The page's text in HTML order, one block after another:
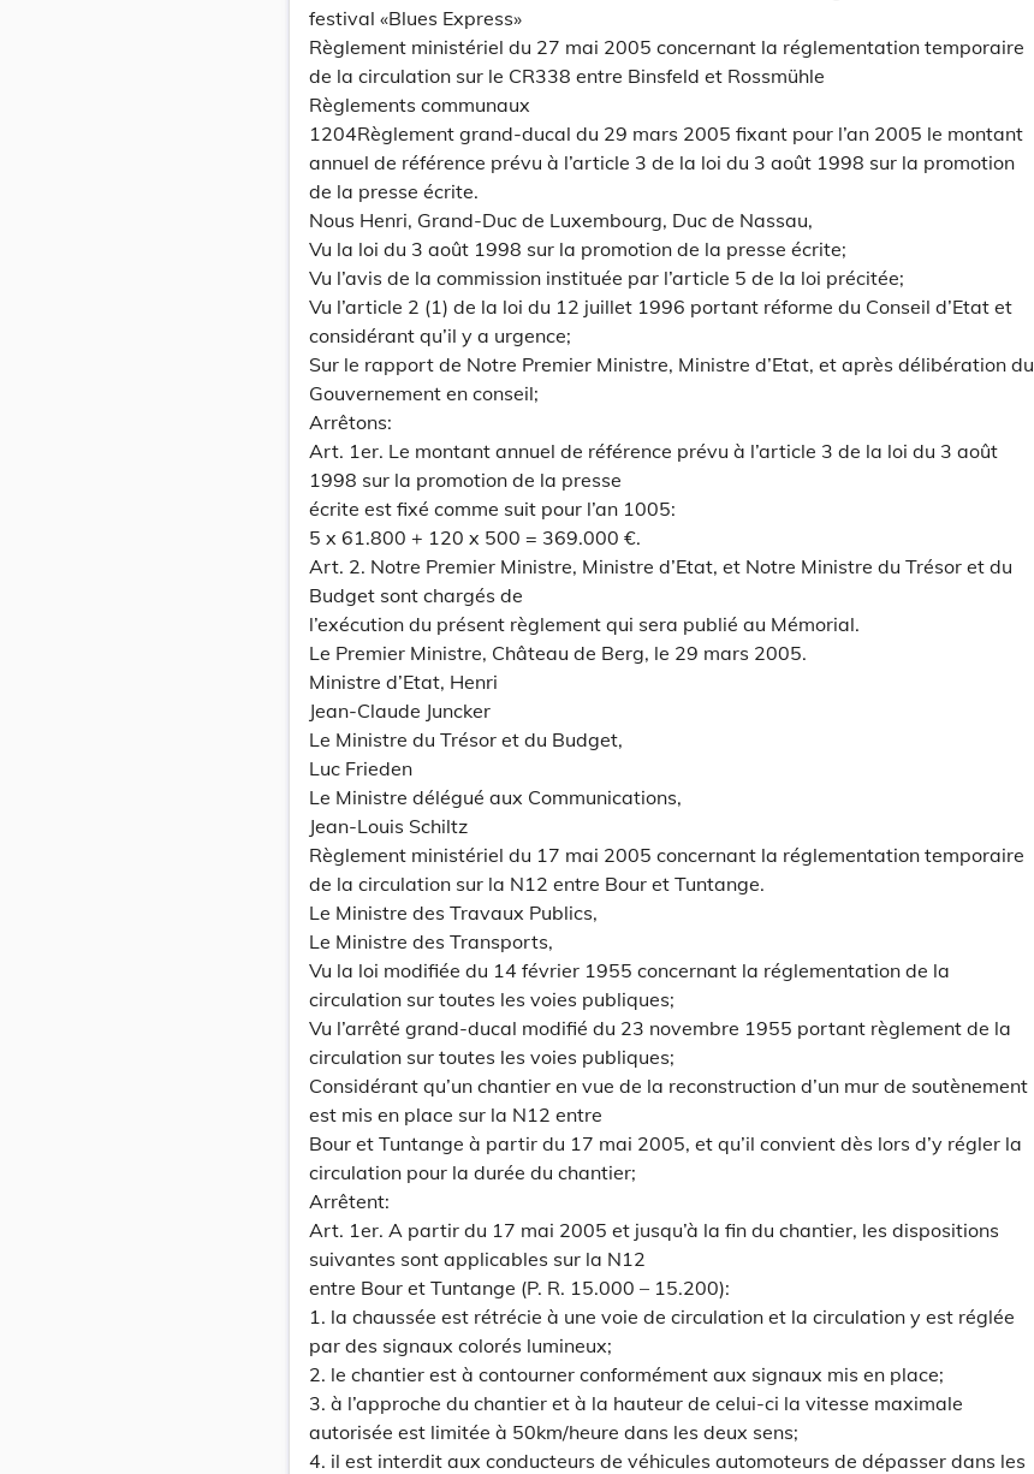
festival «Blues Express»
Règlement ministériel du 27 mai 2005 concernant la réglementation temporaire
de la circulation sur le CR338 entre Binsfeld et Rossmühle
Règlements communaux
1204Règlement grand-ducal du 29 mars 2005 fixant pour l’an 2005 le montant
annuel de référence prévu à l’article 3 de la loi du 3 août 1998 sur la promotion
de la presse écrite.
Nous Henri, Grand-Duc de Luxembourg, Duc de Nassau,
Vu la loi du 3 août 1998 sur la promotion de la presse écrite;
Vu l’avis de la commission instituée par l’article 5 de la loi précitée;
Vu l’article 2 (1) de la loi du 12 juillet 1996 portant réforme du Conseil d’Etat et
considérant qu’il y a urgence;
Sur le rapport de Notre Premier Ministre, Ministre d’Etat, et après délibération du
Gouvernement en conseil;
Arrêtons:
Art. 1er. Le montant annuel de référence prévu à l’article 3 de la loi du 3 août
1998 sur la promotion de la presse
écrite est fixé comme suit pour l’an 1005:
5 x 61.800 + 120 x 500 = 369.000 €.
Art. 2. Notre Premier Ministre, Ministre d’Etat, et Notre Ministre du Trésor et du
Budget sont chargés de
l’exécution du présent règlement qui sera publié au Mémorial.
Le Premier Ministre, Château de Berg, le 29 mars 2005.
Ministre d’Etat, Henri
Jean-Claude Juncker
Le Ministre du Trésor et du Budget,
Luc Frieden
Le Ministre délégué aux Communications,
Jean-Louis Schiltz
Règlement ministériel du 17 mai 2005 concernant la réglementation temporaire
de la circulation sur la N12 entre Bour et Tuntange.
Le Ministre des Travaux Publics,
Le Ministre des Transports,
Vu la loi modifiée du 14 février 1955 concernant la réglementation de la
circulation sur toutes les voies publiques;
Vu l’arrêté grand-ducal modifié du 23 novembre 1955 portant règlement de la
circulation sur toutes les voies publiques;
Considérant qu’un chantier en vue de la reconstruction d’un mur de soutènement
est mis en place sur la N12 entre
Bour et Tuntange à partir du 17 mai 2005, et qu’il convient dès lors d’y régler la
circulation pour la durée du chantier;
Arrêtent:
Art. 1er. A partir du 17 mai 2005 et jusqu’à la fin du chantier, les dispositions
suivantes sont applicables sur la N12
entre Bour et Tuntange (P. R. 15.000 – 15.200):
1. la chaussée est rétrécie à une voie de circulation et la circulation y est réglée
par des signaux colorés lumineux;
2. le chantier est à contourner conformément aux signaux mis en place;
3. à l’approche du chantier et à la hauteur de celui-ci la vitesse maximale
autorisée est limitée à 50km/heure dans les deux sens;
4. il est interdit aux conducteurs de véhicules automoteurs de dépasser dans les